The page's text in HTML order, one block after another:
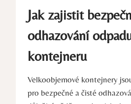
Jak zajistit
odhazování
kontejneru
Velkoobjemové kontejnery
pro bezpečné a čisté